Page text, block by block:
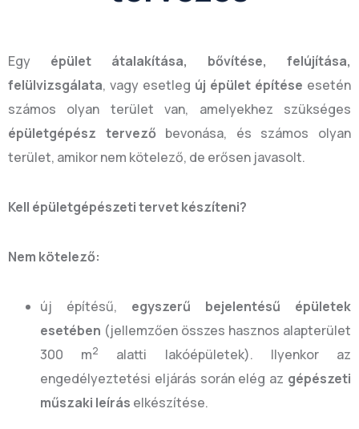
Egy épület átalakítása, bővítése, felújítása,
felülvizsgálata, vagy esetleg új épület építése esetén
számos olyan terület van, amelyekhez szükséges
épületgépész tervezőbevonása, és számos olyan
terület, amikor nem kötelező, de erősen javasolt.
Kell épületgépészeti tervet készíteni?
Nem kötelező:
új építésű, egyszerű bejelentésű épületek
esetében (jellemzően összes hasznos alapterület
300 m2
alatti lakóépületek). Ilyenkor az
engedélyeztetési eljárás során elég az gépészeti
műszaki leírás elkészítése.